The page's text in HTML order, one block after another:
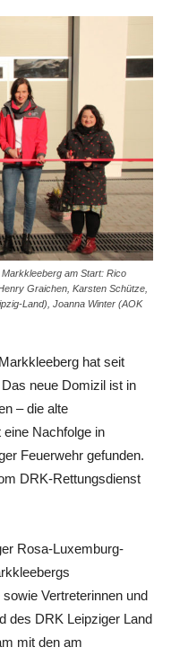
am Start: Rico
Graichen, Karsten Schütze,
Land), Joanna Winter (AOK
hat seit
neue Domizil ist in
– die alte
Nachfolge in
Feuerwehr gefunden.
DRK-Rettungsdienst
Rosa-Luxemburg-
Vertreterinnen und
des DRK Leipziger Land
mit den am